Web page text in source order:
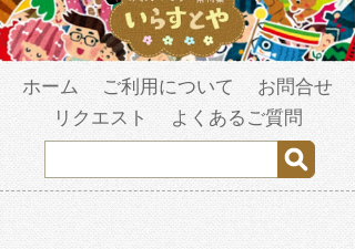
ホーム ご利用について
お問合せ
リクエスト
よくあるご質問